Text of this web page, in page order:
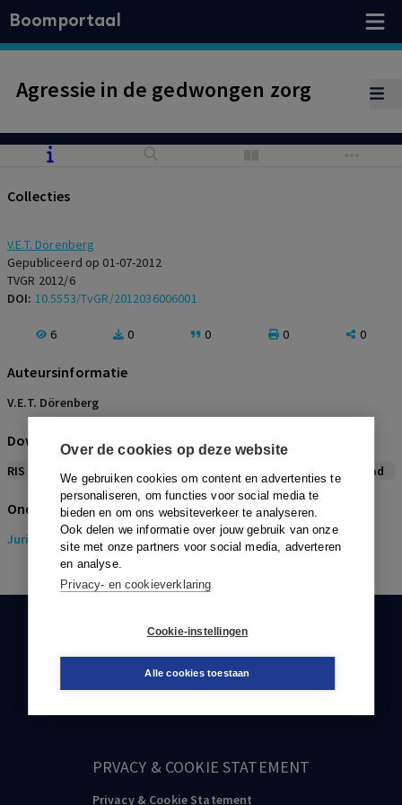
Over de cookies op deze website
We gebruiken cookies om content en advertenties te
personaliseren, om functies voor social media te
bieden en om ons websiteverkeer te analyseren.
Ook delen we informatie over jouw gebruik van onze
site met onze partners voor social media, adverteren
en analyse.
Privacy- en cookieverklaring
Cookie-instellingen
Alle cookies toestaan
Boomportaal
Agressie in de gedwongen zorg
Collecties
V.E.T. Dörenberg
Gepubliceerd op 01-07-2012
TVGR 2012/6
DOI: 10.5553/TvGR/2012036006001
6 0 0 0 0
Auteursinformatie
V.E.T. Dörenberg
Download citeerwijze bij dit artikel
RIS BibTex APA Vancouver Leidraad
Onderwerpen
Juridisch > Gezondheidsrecht
KLANTENSERVICE
088-0301000
PRVACY & COOKIE STATEMENT
Privacy & Cookie Statement